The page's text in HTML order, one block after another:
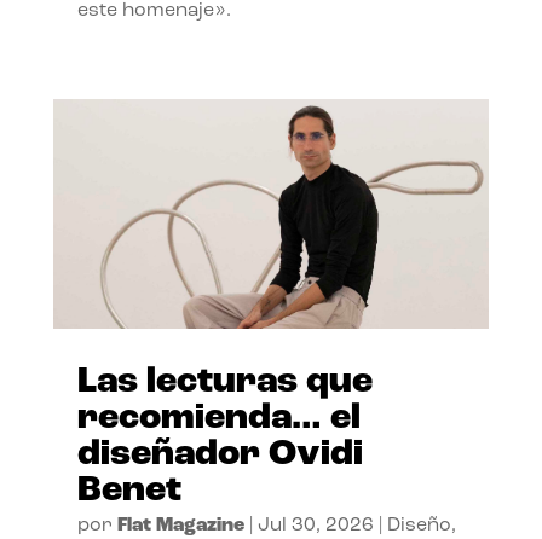
este homenaje».
Las lecturas que
recomienda… el
diseñador Ovidi
Benet
por Flat Magazine| Jul 30, 2026 Diseño,